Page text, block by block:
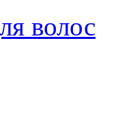
волос